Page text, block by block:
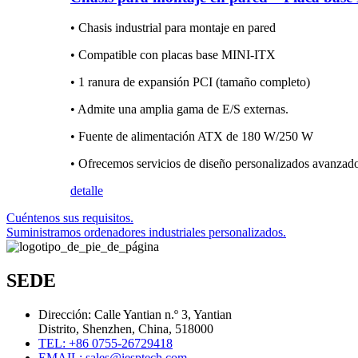
• Chasis industrial para montaje en pared
• Compatible con placas base MINI-ITX
• 1 ranura de expansión PCI (tamaño completo)
• Admite una amplia gama de E/S externas.
• Fuente de alimentación ATX de 180 W/250 W
• Ofrecemos servicios de diseño personalizados
detalle
Cuéntenos sus requisitos.
Suministramos ordenadores industriales personalizados.
SEDE
Dirección: Calle Yantian n.º 3, Yantian
Distrito, Shenzhen, China, 518000
TEL: +86 0755-26729418